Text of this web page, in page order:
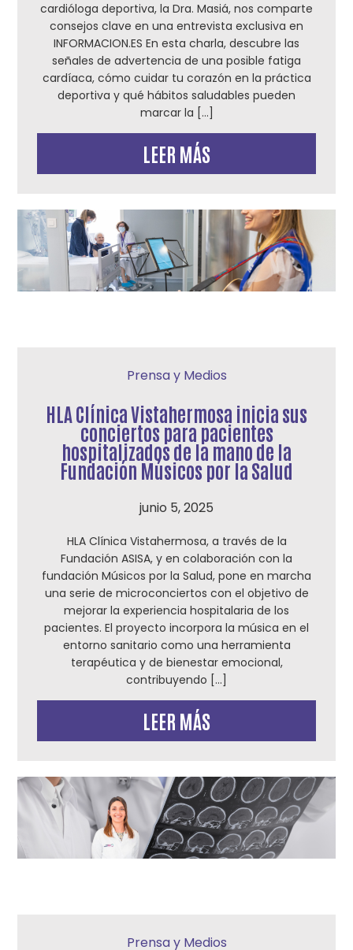
cardióloga deportiva, la Dra. Masiá, nos comparte
consejos clave en una entrevista exclusiva en
INFORMACION.ES En esta charla, descubre las
señales de advertencia de una posible fatiga
cardíaca, cómo cuidar tu corazón en la práctica
deportiva y qué hábitos saludables pueden
marcar la […]
LEER MÁS
Prensa y Medios
HLA Clínica Vistahermosa inicia sus
conciertos para pacientes
hospitalizados de la mano de la
Fundación Músicos por la Salud
junio 5, 2025
HLA Clínica Vistahermosa, a través de la
Fundación ASISA, y en colaboración con la
fundación Músicos por la Salud, pone en marcha
una serie de microconciertos con el objetivo de
mejorar la experiencia hospitalaria de los
pacientes. El proyecto incorpora la música en el
entorno sanitario como una herramienta
terapéutica y de bienestar emocional,
contribuyendo […]
LEER MÁS
Prensa y Medios